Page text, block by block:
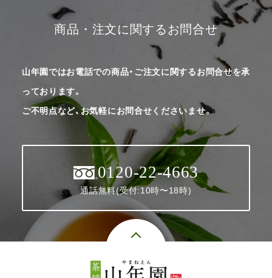
商品・注文に関するお問合せ
山年園ではお電話での商品・ご注文に関するお問合せを承
っております。
ご不明点など、お気軽にお問合せくださいませ。
0120-22-4663
通話無料(受付:10時〜18時)